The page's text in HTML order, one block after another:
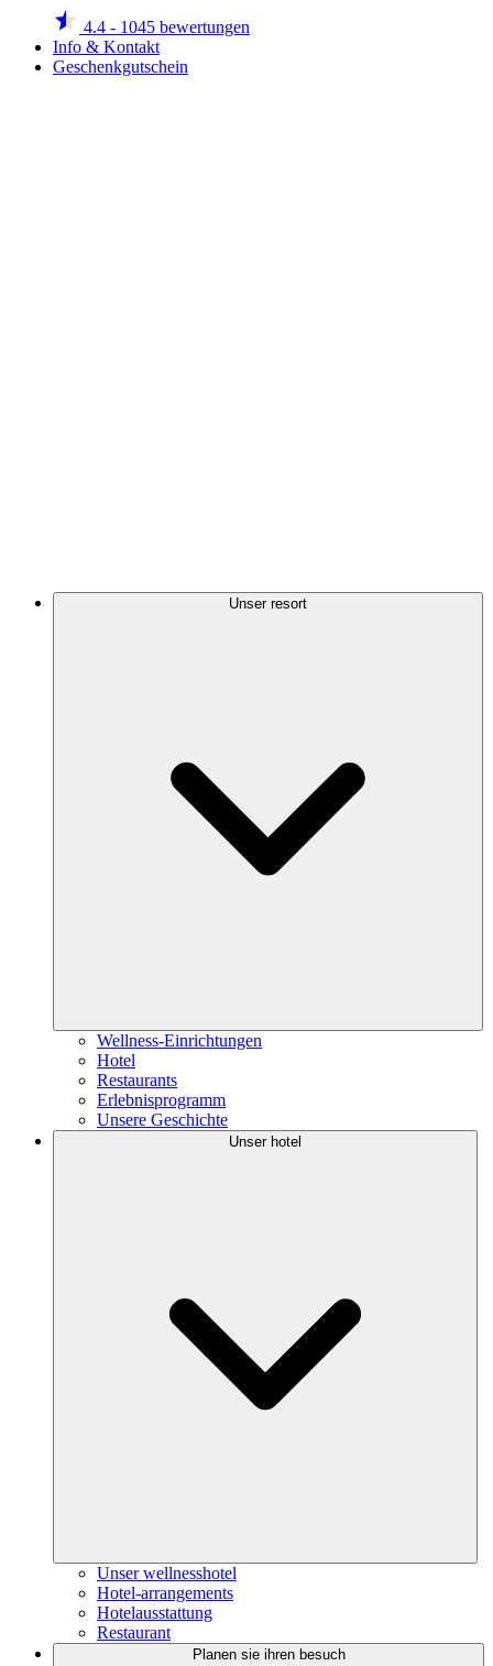
4.4 - 1045 bewertungen
Info & Kontakt
Geschenkgutschein
Unser resort
Wellness-Einrichtungen
Hotel
Restaurants
Erlebnisprogramm
Unsere Geschichte
Unser hotel
Unser wellnesshotel
Hotel-arrangements
Hotelausstattung
Restaurant
Planen sie ihren besuch